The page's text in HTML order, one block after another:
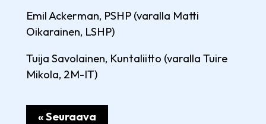
Emil Ackerman, PSHP (varalla Matti
Oikarainen, LSHP)
Tuija Savolainen, Kuntaliitto (varalla Tuire
Mikola, 2M-IT)
« Seuraava